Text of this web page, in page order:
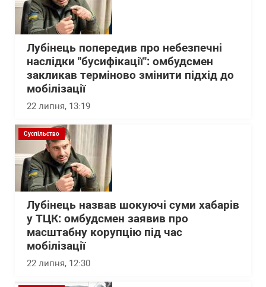
Лубінець попередив про небезпечні
наслідки "бусифікації": омбудсмен
закликав терміново змінити підхід до
мобілізації
22 липня, 13:19
Суспільство
Лубінець назвав шокуючі суми хабарів
у ТЦК: омбудсмен заявив про
масштабну корупцію під час
мобілізації
22 липня, 12:30